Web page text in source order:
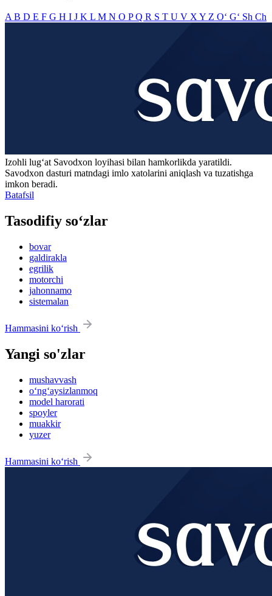
A B D E F G H I J K L M N O PQ R S T U V X Y Z O‘ G‘ Sh Ch
Izohli lugʻat Savodxon loyihasi bilan hamkorlikda yaratildi.
Savodxon dasturi matndagi imlo xatolarini aniqlash va tuzatishga
imkon beradi.
Batafsil
Tasodifiy so‘zlar
bovar
galdirakla
egrilik
motorchi
jahonnamo
sistemalan
Hammasini ko‘rish
Yangi so'zlar
mushavvash
o‘ng‘aysizlanmoq
model harorati
spoyler
muakkir
yuzer
Hammasini ko‘rish